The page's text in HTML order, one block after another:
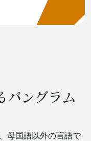
パングラム
母国語以外の言語で